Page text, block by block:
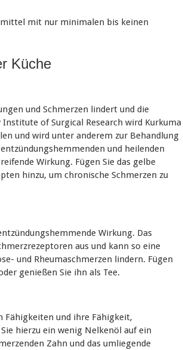
mit nur minimalen bis keinen
Küche
und Schmerzen lindert und die
of Surgical Research wird Kurkuma
und wird unter anderem zur Behandlung
und heilenden
Wirkung. Fügen Sie das gelbe
hinzu, um chronische Schmerzen zu
Wirkung. Das
aus und kann so eine
und Rheumaschmerzen lindern. Fügen
genießen Sie ihn als Tee.
Fähigkeiten und ihre Fähigkeit,
hierzu ein wenig Nelkenöl auf ein
Zahn und das umliegende